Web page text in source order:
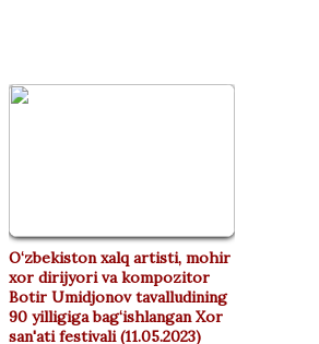
O‘zbekiston xalq artisti, mohir
xor dirijyori va kompozitor
Botir Umidjonov tavalludining
90 yilligiga bag‘ishlangan Xor
san'ati festivali (11.05.2023)